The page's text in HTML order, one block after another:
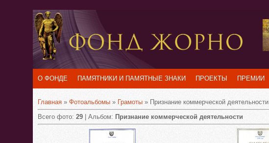
О ФОНДЕ ПАМЯТНИКИ И ПАМЯТНЫЕ ЗНАКИ ПРОЕКТЫ ПРЕМИИ
Главная »Фотоальбомы » Грамоты » Признание коммерческой деятельности
Всего фото:29 | Альбом: Признание коммерческой деятельности